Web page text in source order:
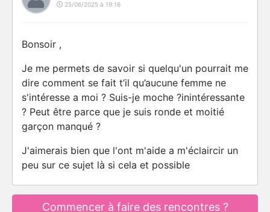
25/06/2025 à 19:16
Bonsoir ,
Je me permets de savoir si quelqu'un pourrait me
dire comment se fait t’il qu’aucune femme ne
s'intéresse a moi ? Suis-je moche ?inintéressante
? Peut être parce que je suis ronde et moitié
garçon manqué ?
J'aimerais bien que l'ont m'aide a m'éclaircir un
peu sur ce sujet là si cela et possible
Commencer à faire des rencontres ?